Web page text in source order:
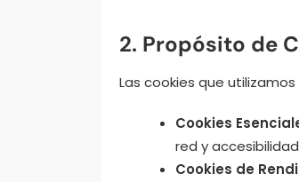
2. Propósito de
Las cookies que
Cookies
red y
Cookies de